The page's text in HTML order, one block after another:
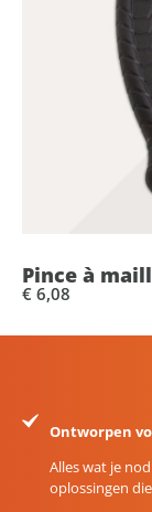
Pince à
€ 6,08
Ontworpen
Alles wat je
oplossingen